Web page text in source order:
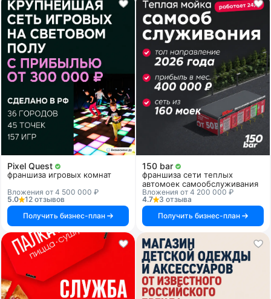
Pixel Quest
франшиза игровых комнат
Вложения от 4 500 000 ₽
5.0
12 отзывов
Получить бизнес-план
150 bar
франшиза сети теплых
автомоек самообслуживания
Вложения от 4 200 000 ₽
4.7
3 отзыва
Получить бизнес-план